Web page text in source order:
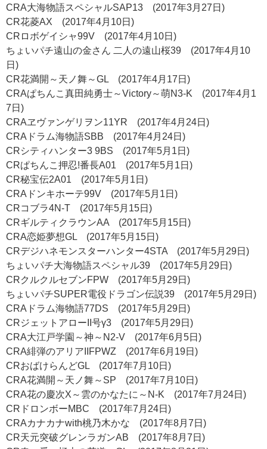
CRA大海物語スペシャルSAP13 (2017年3月27日)
CR花菱AX (2017年4月10日)
CRロボゲイシャ99V (2017年4月10日)
ちょいパチ遠山の金さん 二人の遠山桜39 (2017年4月10
日)
CR花満開～天ノ舞～GL (2017年4月17日)
CRAぱちんこ真田純勇士～Victory～萌N3-K (2017年4月1
7日)
CRAヱヴァンゲリヲン11YR (2017年4月24日)
CRAドラム海物語SBB (2017年4月24日)
CRシティハンター3 9BS (2017年5月1日)
CRぱちんこ押忍!番長A01 (2017年5月1日)
CR秘宝伝2A01 (2017年5月1日)
CRAドンキホーテ99V (2017年5月1日)
CRコブラ4N-T (2017年5月15日)
CRギルティクラウンAA (2017年5月15日)
CRA恋姫夢想GL (2017年5月15日)
CRデジハネモンスターハンター4STA (2017年5月29日)
ちょいパチ大海物語スペシャル39 (2017年5月29日)
CRクルクルセブンFPW (2017年5月29日)
ちょいパチSUPER電役ドラゴン伝説39 (2017年5月29日)
CRAドラム海物語77DS (2017年5月29日)
CRジェットアローII号γ3 (2017年5月29日)
CRA大江戸学園～神～N2-V (2017年6月5日)
CRA緋弾のアリアIIFPWZ (2017年6月19日)
CRおばけらんどGL (2017年7月10日)
CRA花満開～天ノ舞～SP (2017年7月10日)
CRA花の慶次X～雲のかなたに～N-K (2017年7月24日)
CRドロンボーMBC (2017年7月24日)
CRAカナカナwith桃乃木かな (2017年8月7日)
CR天元突破グレンラガンAB (2017年8月7日)